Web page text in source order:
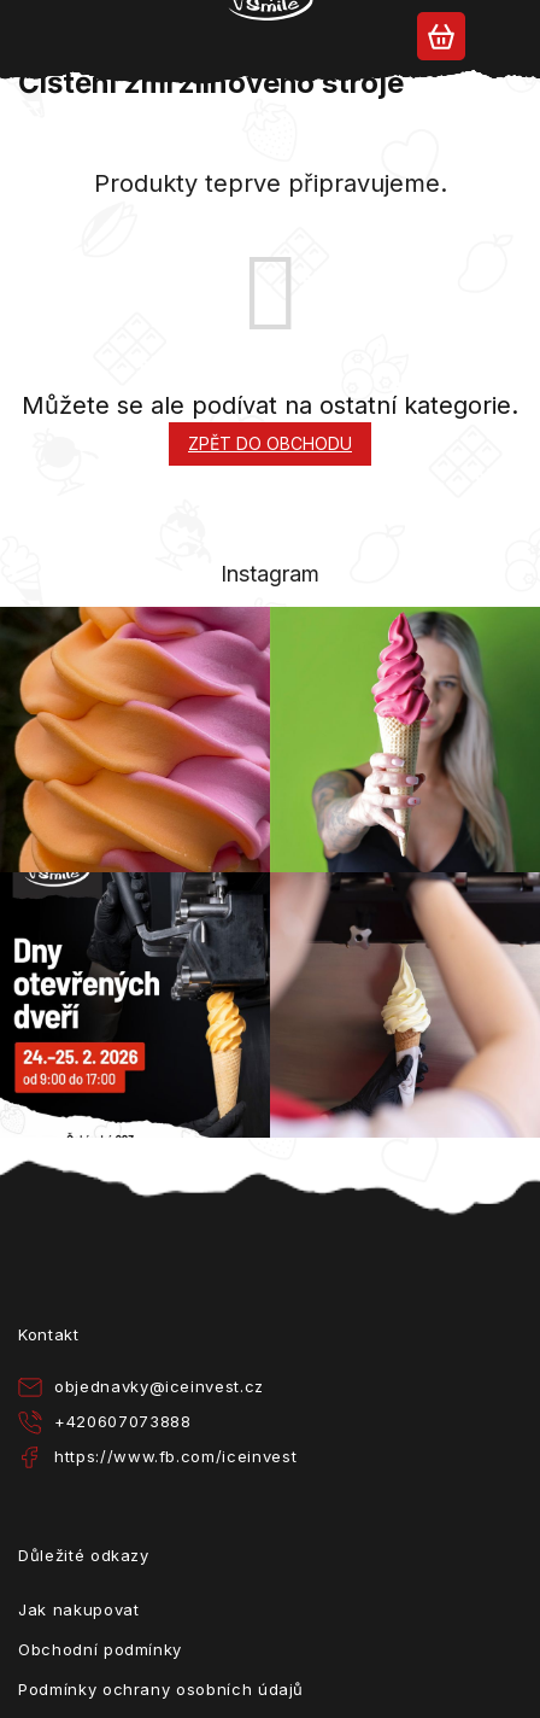
Čištění zmrzlinového stroje
Produkty teprve připravujeme.
Můžete se ale podívat na ostatní kategorie.
ZPĚT DO OBCHODU
Instagram
Kontakt
objednavky@iceinvest.cz
+420607073888
https://www.fb.com/iceinvest
Důležité odkazy
Jak nakupovat
Obchodní podmínky
Podmínky ochrany osobních údajů